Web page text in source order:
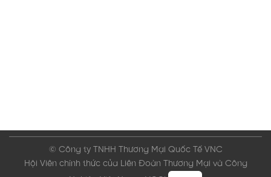
© Công ty TNHH Thương Mại Quốc Tế VNC
Hội Viên chính thức của Liên Đoàn Thương Mại và Công